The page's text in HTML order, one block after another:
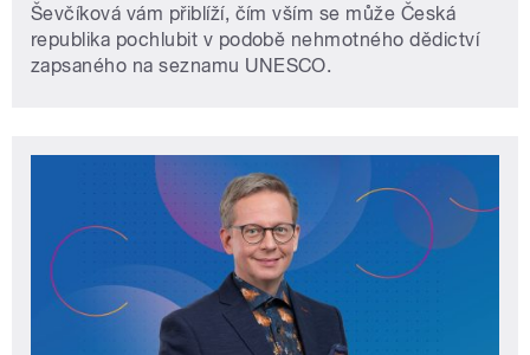
Ševčíková vám přiblíží, čím vším se může Česká
republika pochlubit v podobě nehmotného dědictví
zapsaného na seznamu UNESCO.